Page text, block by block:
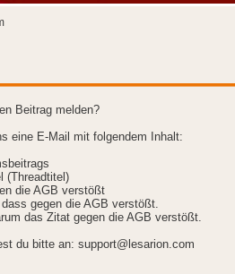
Beitrag melden?
eine E-Mail mit folgendem Inhalt:
(Threadtitel)
die AGB verstößt
gegen die AGB verstößt.
das Zitat gegen die AGB verstößt.
du bitte an: support@lesarion.com